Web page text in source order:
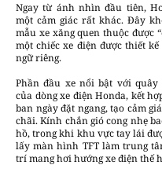
Ngay từ ánh nhìn đầu tiên,
một cảm giác rất khác. Đây
mẫu xe xăng quen thuộc được
một chiếc xe điện được thiết
ngữ riêng.
Phần đầu xe nổi bật với
của dòng xe điện Honda, kết
ban ngày đặt ngang, tạo cảm
chãi. Kính chắn gió cong nhẹ
hồ, trong khi khu vực tay lái
lấy màn hình TFT làm trung
trí mang hơi hướng xe điện thế